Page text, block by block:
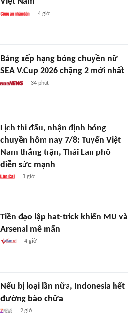
4 giờ
Bảng xếp hạng bóng chuyền nữ
SEA V.Cup 2026 chặng 2 mới nhất
34 phút
Lịch thi đấu, nhận định bóng
chuyền hôm nay 7/8: Tuyển Việt
Nam thắng trận, Thái Lan phô
diễn sức mạnh
3 giờ
Tiền đạo lập hat-trick khiến MU và
Arsenal mê mẩn
4 giờ
Nếu bị loại lần nữa, Indonesia hết
đường bào chữa
2 giờ